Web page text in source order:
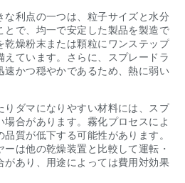
な利点の一つは、粒子サイズと水分
とで、均一で安定した製品を製造で
乾燥粉末または顆粒にワンステップ
えています。さらに、スプレードラ
速かつ穏やかであるため、熱に弱い
りダマになりやすい材料には、スプ
場合があります。霧化プロセスによ
質が低下する可能性があります。
は他の乾燥装置と比較して運転・
があり、用途によっては費用対効果